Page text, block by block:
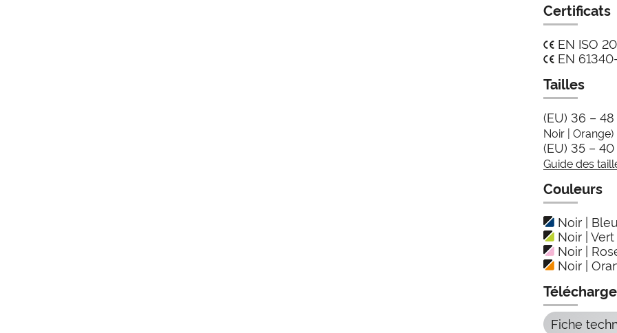
Certificats
EN ISO
EN
Tailles
(EU) 36 – 48
Noir | Orange)
(EU) 35 – 40
Guide des
Couleurs
Noir | Bleu
Noir |
Noir |
Noir |
Fiche